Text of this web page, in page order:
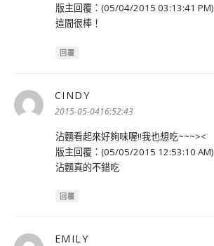
版主回覆：(05/04/2015 03:13:41 PM)
這間很棒！
回覆
CINDY
示:
2015-05-0416:52:43
沾麵看起來好夠味喔!!我也想吃~~~><
版主回覆：(05/05/2015 12:53:10 AM)
沾麵真的不錯吃
回覆
EMILY